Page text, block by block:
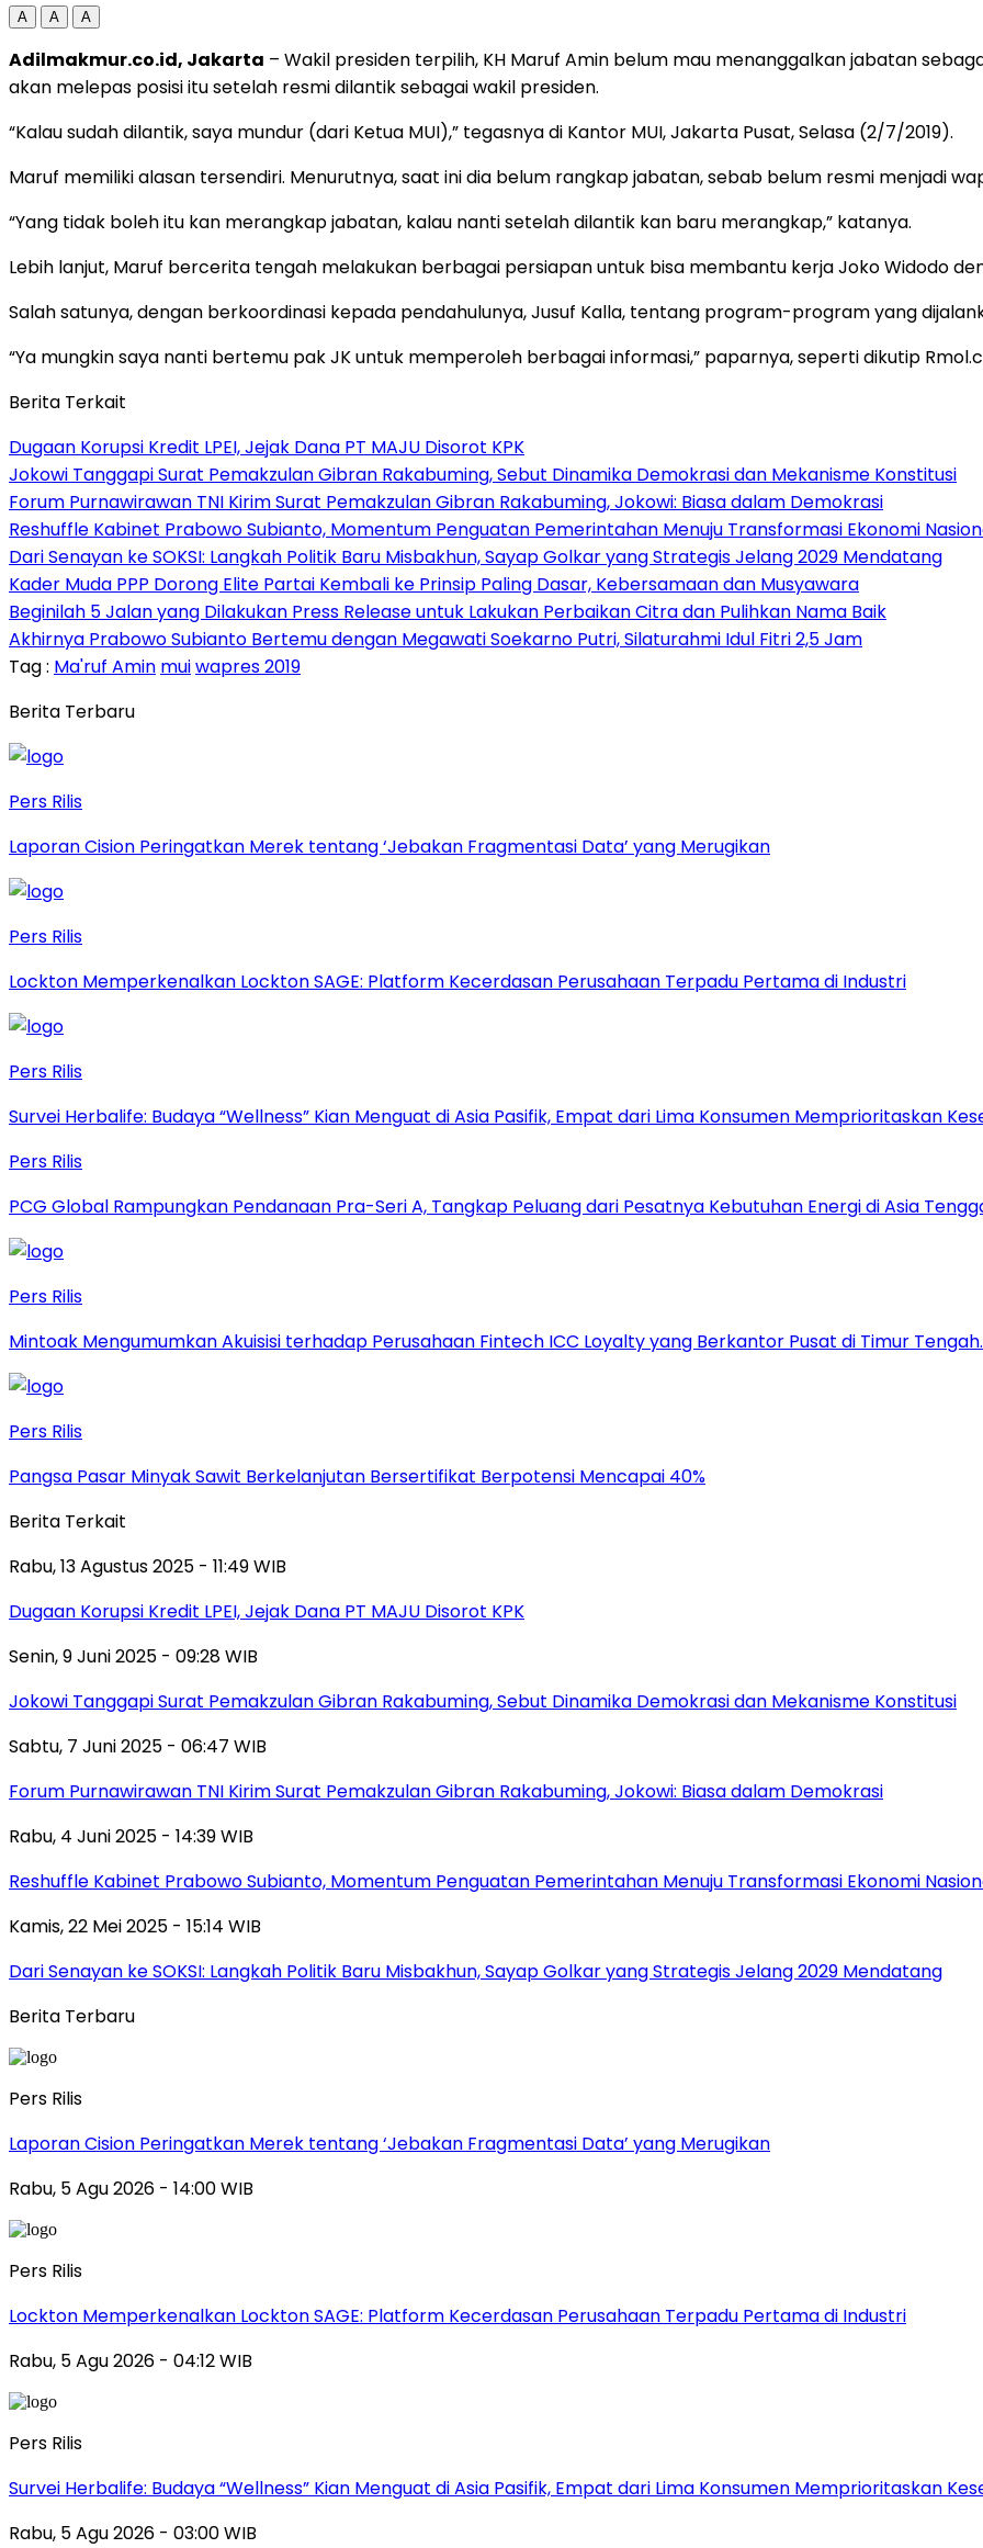
A A A
Adilmakmur.co.id, Jakarta – Wakil presiden terpilih, KH Maruf Amin belum mau menanggalkan jabatan
akan melepas posisi itu setelah resmi dilantik sebagai wakil presiden.
“Kalau sudah dilantik, saya mundur (dari Ketua MUI),” tegasnya di Kantor MUI, Jakarta Pusat, Selasa (2/7/2019).
Maruf memiliki alasan tersendiri. Menurutnya, saat ini dia belum rangkap jabatan, sebab belum resmi menjadi
“Yang tidak boleh itu kan merangkap jabatan, kalau nanti setelah dilantik kan baru merangkap,” katanya.
Lebih lanjut, Maruf bercerita tengah melakukan berbagai persiapan untuk bisa membantu kerja Joko Widodo
Salah satunya, dengan berkoordinasi kepada pendahulunya, Jusuf Kalla, tentang program-program yang
“Ya mungkin saya nanti bertemu pak JK untuk memperoleh berbagai informasi,” paparnya, seperti dikutip
Berita Terkait
Dugaan Korupsi Kredit LPEI, Jejak Dana PT MAJU Disorot KPK
Jokowi Tanggapi Surat Pemakzulan Gibran Rakabuming, Sebut Dinamika Demokrasi dan Mekanisme Konstitusi
Forum Purnawirawan TNI Kirim Surat Pemakzulan Gibran Rakabuming, Jokowi: Biasa dalam Demokrasi
Reshuffle Kabinet Prabowo Subianto, Momentum Penguatan Pemerintahan Menuju Transformasi Ekonomi
Dari Senayan ke SOKSI: Langkah Politik Baru Misbakhun, Sayap Golkar yang Strategis Jelang 2029 Mendatang
Kader Muda PPP Dorong Elite Partai Kembali ke Prinsip Paling Dasar, Kebersamaan dan Musyawara
Beginilah 5 Jalan yang Dilakukan Press Release untuk Lakukan Perbaikan Citra dan Pulihkan Nama Baik
Akhirnya Prabowo Subianto Bertemu dengan Megawati Soekarno Putri, Silaturahmi Idul Fitri 2,5 Jam
Tag : Ma'ruf Amin muiwapres 2019
Berita Terbaru
Pers Rilis
Laporan Cision Peringatkan Merek tentang ‘Jebakan Fragmentasi Data’ yang Merugikan
Pers Rilis
Lockton Memperkenalkan Lockton SAGE: Platform Kecerdasan Perusahaan Terpadu Pertama di Industri
Pers Rilis
Survei Herbalife: Budaya “Wellness” Kian Menguat di Asia Pasifik, Empat dari Lima Konsumen Memprioritaskan
Pers Rilis
PCG Global Rampungkan Pendanaan Pra-Seri A, Tangkap Peluang dari Pesatnya Kebutuhan Energi di Asia
Pers Rilis
Mintoak Mengumumkan Akuisisi terhadap Perusahaan Fintech ICC Loyalty yang Berkantor Pusat di Timur Tengah.
Pers Rilis
Pangsa Pasar Minyak Sawit Berkelanjutan Bersertifikat Berpotensi Mencapai 40%
Berita Terkait
Rabu, 13 Agustus 2025 - 11:49 WIB
Dugaan Korupsi Kredit LPEI, Jejak Dana PT MAJU Disorot KPK
Senin, 9 Juni 2025 - 09:28 WIB
Jokowi Tanggapi Surat Pemakzulan Gibran Rakabuming, Sebut Dinamika Demokrasi dan Mekanisme Konstitusi
Sabtu, 7 Juni 2025 - 06:47 WIB
Forum Purnawirawan TNI Kirim Surat Pemakzulan Gibran Rakabuming, Jokowi: Biasa dalam Demokrasi
Rabu, 4 Juni 2025 - 14:39 WIB
Reshuffle Kabinet Prabowo Subianto, Momentum Penguatan Pemerintahan Menuju Transformasi Ekonomi
Kamis, 22 Mei 2025 - 15:14 WIB
Dari Senayan ke SOKSI: Langkah Politik Baru Misbakhun, Sayap Golkar yang Strategis Jelang 2029 Mendatang
Berita Terbaru
Pers Rilis
Laporan Cision Peringatkan Merek tentang ‘Jebakan Fragmentasi Data’ yang Merugikan
Rabu, 5 Agu 2026 - 14:00 WIB
Pers Rilis
Lockton Memperkenalkan Lockton SAGE: Platform Kecerdasan Perusahaan Terpadu Pertama di Industri
Rabu, 5 Agu 2026 - 04:12 WIB
Pers Rilis
Survei Herbalife: Budaya “Wellness” Kian Menguat di Asia Pasifik, Empat dari Lima Konsumen Memprioritaskan
Rabu, 5 Agu 2026 - 03:00 WIB